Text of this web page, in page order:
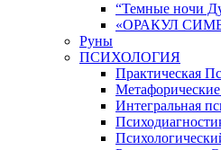
“Темные ночи
«ОРАКУЛ
Руны
ПСИХОЛОГИЯ
Практическая
Интегральная